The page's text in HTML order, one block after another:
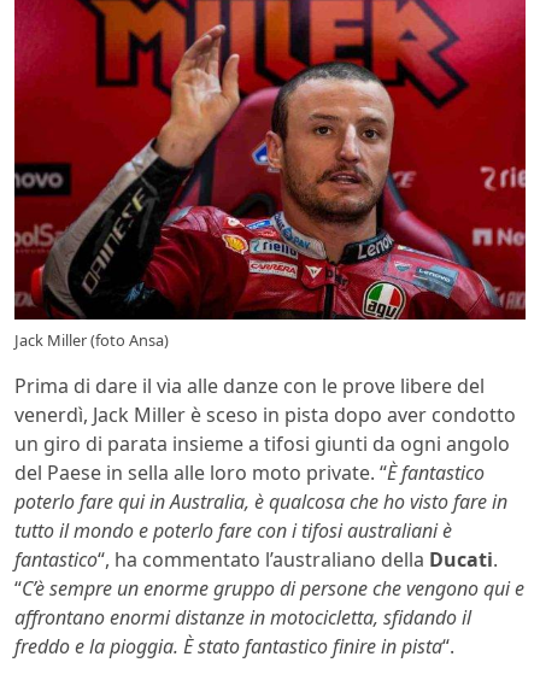
Jack Miller (foto Ansa)
Prima di dare il via alle danze con le prove libere del
venerdì, Jack Miller è sceso in pista dopo aver condotto
un giro di parata insieme a tifosi giunti da ogni angolo
del Paese in sella alle loro moto private. “È fantastico
poterlo fare qui in Australia, è qualcosa che ho visto fare in
tutto il mondo e poterlo fare con i tifosi australiani è
fantastico“, ha commentato l’australiano della Ducati.
“C’è sempre un enorme gruppo di persone che vengono qui e
affrontano enormi distanze in motocicletta, sfidando il
freddo e la pioggia. È stato fantastico finire in pista“.